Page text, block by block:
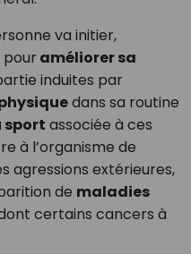
va initier,
améliorer sa
induites par
dans sa routine
sport associée à ces
à l’organisme de
agressions extérieures,
de maladies
certains cancers à